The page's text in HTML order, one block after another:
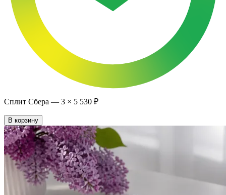
Сплит Сбера — 3 × 5 530 ₽
В корзину